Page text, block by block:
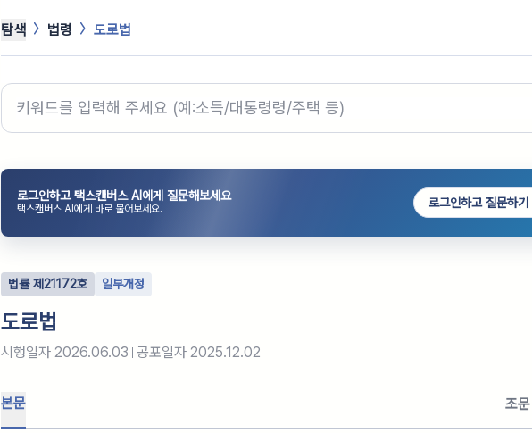
탐색 법령 도로법
로그인하고 택스캔버스 AI에게 질문해보세요
택스캔버스 AI에게 바로 물어보세요. 로그인하고 질문하기
법률제 21172호 일부개정
도로법
시행일자 2026.06.03 공포일자 2025.12.02
본문 조문